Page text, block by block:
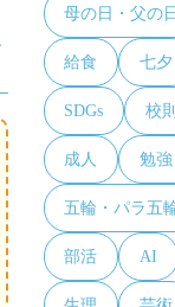
母の日・父の日
給食 七夕
SDGs 校則
成人 勉
五輪・パラ五
部活 AI